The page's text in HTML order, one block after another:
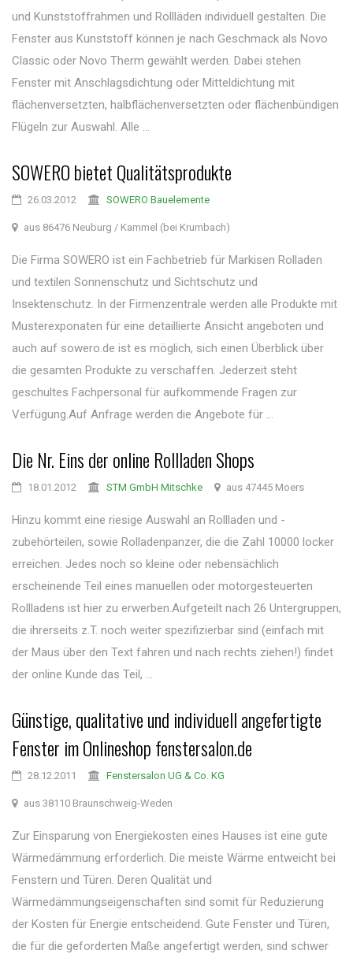
und Kunststoffrahmen und Rollläden individuell gestalten. Die
Fenster aus Kunststoff können je nach Geschmack als Novo
Classic oder Novo Therm gewählt werden. Dabei stehen
Fenster mit Anschlagsdichtung oder Mitteldichtung mit
flächenversetzten, halbflächenversetzten oder flächenbündigen
Flügeln zur Auswahl. Alle ...
SOWERO bietet Qualitätsprodukte
26.03.2012 SOWERO Bauelemente
aus 86476 Neuburg / Kammel (bei Krumbach)
Die Firma SOWERO ist ein Fachbetrieb für Markisen Rolladen
und textilen Sonnenschutz und Sichtschutz und
Insektenschutz. In der Firmenzentrale werden alle Produkte mit
Musterexponaten für eine detaillierte Ansicht angeboten und
auch auf sowero.de ist es möglich, sich einen Überblick über
die gesamten Produkte zu verschaffen. Jederzeit steht
geschultes Fachpersonal für aufkommende Fragen zur
Verfügung.Auf Anfrage werden die Angebote für ...
Die Nr. Eins der online Rollladen Shops
18.01.2012 STM GmbH Mitschke aus 47445 Moers
Hinzu kommt eine riesige Auswahl an Rollladen und -
zubehörteilen, sowie Rolladenpanzer, die die Zahl 10000 locker
erreichen. Jedes noch so kleine oder nebensächlich
erscheinende Teil eines manuellen oder motorgesteuerten
Rollladens ist hier zu erwerben.Aufgeteilt nach 26 Untergruppen,
die ihrerseits z.T. noch weiter spezifizierbar sind (einfach mit
der Maus über den Text fahren und nach rechts ziehen!) findet
der online Kunde das Teil, ...
Günstige, qualitative und individuell angefertigte
Fenster im Onlineshop fenstersalon.de
28.12.2011 Fenstersalon UG & Co. KG
aus 38110 Braunschweig-Weden
Zur Einsparung von Energiekosten eines Hauses ist eine gute
Wärmedämmung erforderlich. Die meiste Wärme entweicht bei
Fenstern und Türen. Deren Qualität und
Wärmedämmungseigenschaften sind somit für Reduzierung
der Kosten für Energie entscheidend. Gute Fenster und Türen,
die für die geforderten Maße angefertigt werden, sind schwer